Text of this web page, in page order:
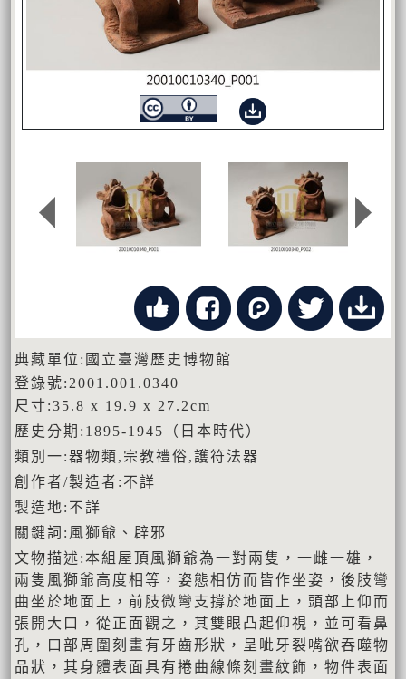
典藏單位:國立臺灣歷史博物館
登錄號:2001.001.0340
尺寸:35.8 x 19.9 x 27.2cm
歷史分期:1895-1945（日本時代）
類別一:器物類,宗教禮俗,護符法器
創作者/製造者:不詳
製造地:不詳
關鍵詞:風獅爺、辟邪
文物描述:本組屋頂風獅爺為一對兩隻，一雌一雄，
兩隻風獅爺高度相等，姿態相仿而皆作坐姿，後肢彎
曲坐於地面上，前肢微彎支撐於地面上，頭部上仰而
張開大口，從正面觀之，其雙眼凸起仰視，並可看鼻
孔，口部周圍刻畫有牙齒形狀，呈呲牙裂嘴欲吞噬物
品狀，其身體表面具有捲曲線條刻畫紋飾，物件表面